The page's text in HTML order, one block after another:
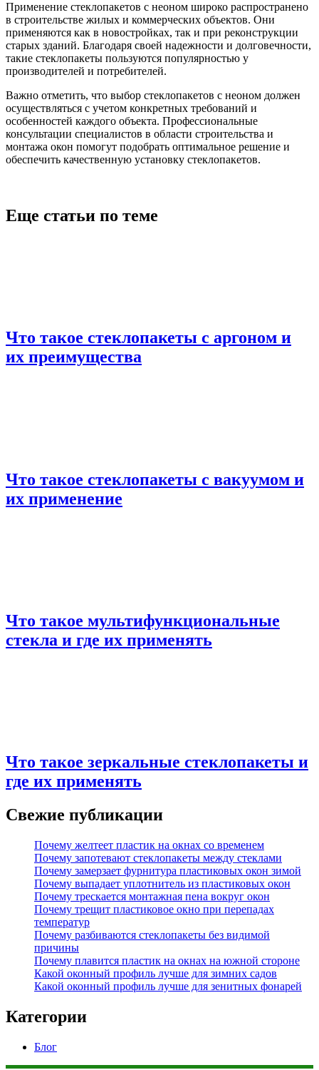
Применение стеклопакетов с неоном широко распространено
в строительстве жилых и коммерческих объектов. Они
применяются как в новостройках, так и при реконструкции
старых зданий. Благодаря своей надежности и долговечности,
такие стеклопакеты пользуются популярностью у
производителей и потребителей.
Важно отметить, что выбор стеклопакетов с неоном должен
осуществляться с учетом конкретных требований и
особенностей каждого объекта. Профессиональные
консультации специалистов в области строительства и
монтажа окон помогут подобрать оптимальное решение и
обеспечить качественную установку стеклопакетов.
Еще статьи по теме
Что такое стеклопакеты с аргоном и
их преимущества
Что такое стеклопакеты с вакуумом и
их применение
Что такое мультифункциональные
стекла и где их применять
Что такое зеркальные стеклопакеты и
где их применять
Свежие публикации
Почему желтеет пластик на окнах со временем
Почему запотевают стеклопакеты между стеклами
Почему замерзает фурнитура пластиковых окон зимой
Почему выпадает уплотнитель из пластиковых окон
Почему трескается монтажная пена вокруг окон
Почему трещит пластиковое окно при перепадах
температур
Почему разбиваются стеклопакеты без видимой
причины
Почему плавится пластик на окнах на южной стороне
Какой оконный профиль лучше для зимних садов
Какой оконный профиль лучше для зенитных фонарей
Категории
Блог